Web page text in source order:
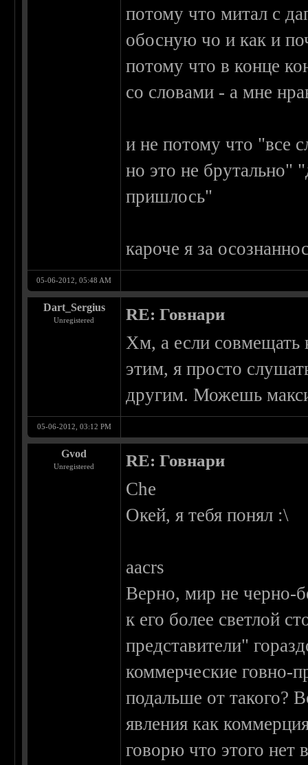
потому что митал с
обосную чо и как и
потому что в конце
со словами - а мне
и не потому что "все
но это не брутально"
пришлось"
кароче я за
05-06-2012, 05:48 AM
Dart_Sergius
Unregistered RE: Говнари
Хм, а если совмещать
этим, я просто
другим. Можешь
05-06-2012, 03:12 PM
Gvod
Unregistered RE: Говнари
Che
Окей, я тебя понял :\
aacrs
Верно, мир не черно-
к его более светлой
представители"
коммерческие говно-
подальше от такого?
явления как
говорю что этого нет